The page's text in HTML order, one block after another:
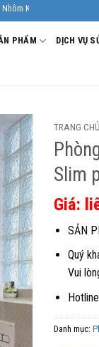
Âu Viêt. Nhà Sản
PHẨM DỊCH VỤ
TRANG CHỦ
Slim
Giá:
SẢN
Quý
Vui
Danh mục: